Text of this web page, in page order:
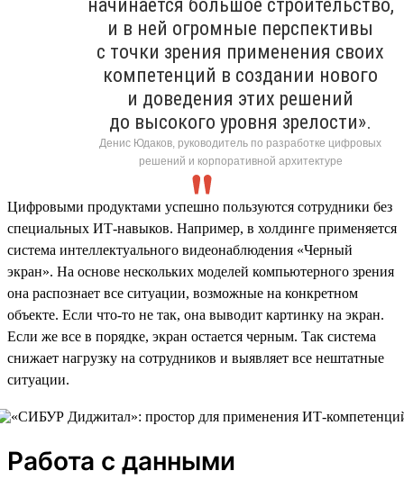
начинается большое строительство,
и в ней огромные перспективы
с точки зрения применения своих
компетенций в создании нового
и доведения этих решений
до высокого уровня зрелости».
Денис Юдаков, руководитель по разработке цифровых
решений и корпоративной архитектуре
Цифровыми продуктами успешно пользуются сотрудники без
специальных ИТ-навыков. Например, в холдинге применяется
система интеллектуального видеонаблюдения «Черный
экран». На основе нескольких моделей компьютерного зрения
она распознает все ситуации, возможные на конкретном
объекте. Если что-то не так, она выводит картинку на экран.
Если же все в порядке, экран остается черным. Так система
снижает нагрузку на сотрудников и выявляет все нештатные
ситуации.
Работа с данными